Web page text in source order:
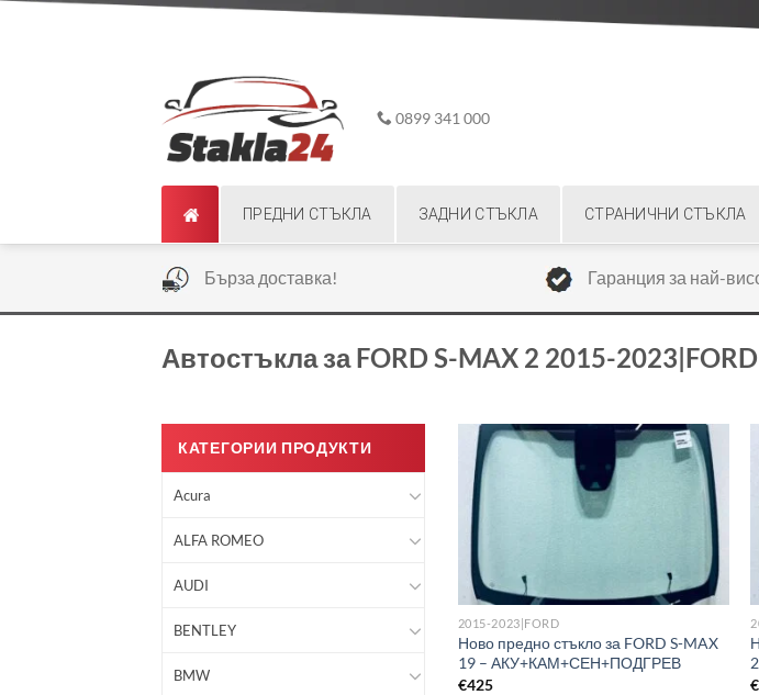
0899 341 000
ПРЕДНИ СТЪКЛА ЗАДНИ СТЪКЛА СТРАНИЧНИ СТЪКЛА
Бърза доставка! Гаранция за най-
Автостъкла за FORD S-MAX 2 2015-
КАТЕГОРИИ ПРОДУКТИ
Acura
ALFA ROMEO
AUDI
BENTLEY
BMW
2015-2023|FORD
Ново предно стъкло за FORD S-MAX
19 – АКУ+КАМ+СЕН+ПОДГРЕВ
€425
€